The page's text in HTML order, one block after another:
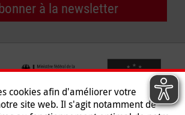
à la newsletter
cookies afin d'améliorer votre
site web. Il s'agit notamment de